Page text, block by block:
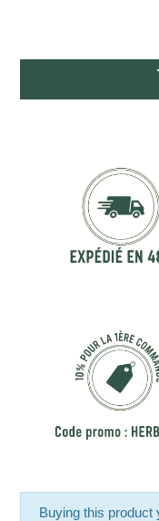
Buying this product